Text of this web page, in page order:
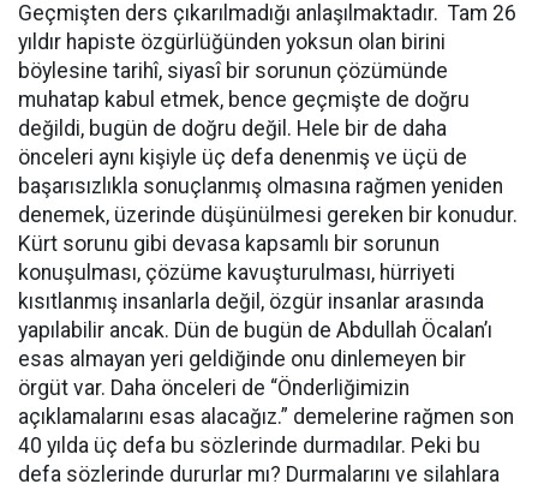
Geçmişten ders çıkarılmadığı anlaşılmaktadır. Tam 26
yıldır hapiste özgürlüğünden yoksun olan birini
böylesine tarihî, siyasî bir sorunun çözümünde
muhatap kabul etmek, bence geçmişte de doğru
değildi, bugün de doğru değil. Hele bir de daha
önceleri aynı kişiyle üç defa denenmiş ve üçü de
başarısızlıkla sonuçlanmış olmasına rağmen yeniden
denemek, üzerinde düşünülmesi gereken bir konudur.
Kürt sorunu gibi devasa kapsamlı bir sorunun
konuşulması, çözüme kavuşturulması, hürriyeti
kısıtlanmış insanlarla değil, özgür insanlar arasında
yapılabilir ancak. Dün de bugün de Abdullah Öcalan’ı
esas almayan yeri geldiğinde onu dinlemeyen bir
örgüt var. Daha önceleri de “Önderliğimizin
açıklamalarını esas alacağız.” demelerine rağmen son
40 yılda üç defa bu sözlerinde durmadılar. Peki bu
defa sözlerinde dururlar mı? Durmalarını ve silahlara